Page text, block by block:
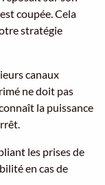
coupée. Cela
stratégie
canaux
ne doit pas
la puissance
les prises de
en cas de